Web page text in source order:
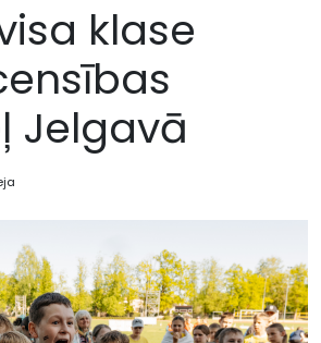
klase
Jelgavā